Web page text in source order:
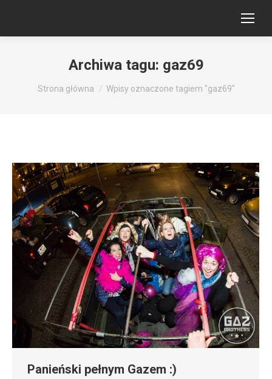
Archiwa tagu: gaz69
Jesteś tutaj:
Strona główna Wpisy oznaczone tagiem "gaz69"
Panieński pełnym Gazem :)